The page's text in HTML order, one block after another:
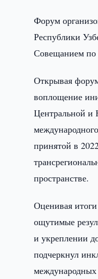
Форум
Республики
Совещанием
Открывая
воплощение
Центральной
принятой в
пространстве.
Оценивая
ощутимые
и укреплении
подчеркнул
международных